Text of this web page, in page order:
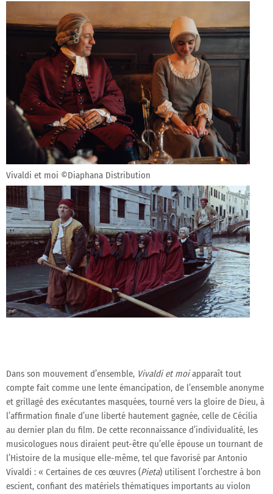
Vivaldi et moi ©Diaphana Distribution
Dans son mouvement d’ensemble, Vivaldi et moiapparaît tout
compte fait comme une lente émancipation, de l’ensemble anonyme
et grillagé des exécutantes masquées, tourné vers la gloire de Dieu, à
l’affirmation finale d’une liberté hautement gagnée, celle de Cécilia
au dernier plan du film. De cette reconnaissance d’individualité, les
musicologues nous diraient peut-être qu’elle épouse un tournant de
l’Histoire de la musique elle-même, tel que favorisé par Antonio
Vivaldi : « Certaines de ces œuvres (Pieta) utilisent l’orchestre à bon
escient, confiant des matériels thématiques importants au violon